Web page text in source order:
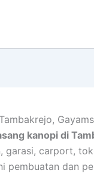
kanopi di
garasi, carport,
pembuatan dan